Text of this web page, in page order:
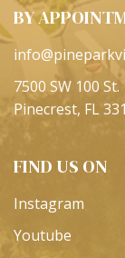
BY
7500 SW 100 St.
Pinecrest, FL
FIND US ON
Instagram
Youtube